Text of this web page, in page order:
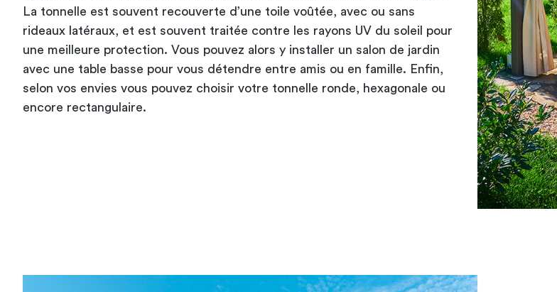
La tonnelle est souvent recouverte d’une toile voûtée, avec ou sans
rideaux latéraux, et est souvent traitée contre les rayons UV du soleil pour
une meilleure protection. Vous pouvez alors y installer un salon de jardin
avec une table basse pour vous détendre entre amis ou en famille. Enfin,
selon vos envies vous pouvez choisir votre tonnelle ronde, hexagonale ou
encore rectangulaire.